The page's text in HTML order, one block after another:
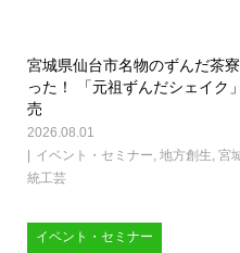
宮城県仙台市名物のずんだ茶
った！ 「元祖ずんだシェイク
売
2026.08.01
イベント・セミナー, 地方創生, 宮
統工芸
イベント・セミナー